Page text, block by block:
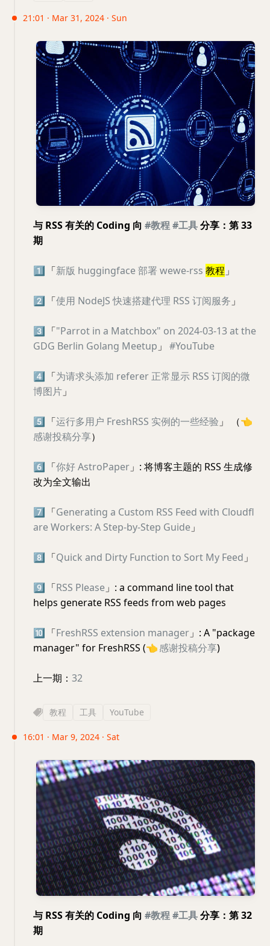
21:01 · Mar 31, 2024 · Sun
与 RSS 有关的 Coding 向 #教程#工具分享：第 33
期
1️⃣ 「新版 huggingface 部署 wewe-rss 教程 」
2️⃣ 「使用 NodeJS 快速搭建代理 RSS 订阅服务 」
3️⃣ 「"Parrot in a Matchbox" on 2024-03-13 at the
GDG Berlin Golang Meetup 」 #YouTube
4️⃣ 「为请求头添加 referer 正常显示 RSS 订阅的微
博图片 」
5️⃣ 「运行多用户 FreshRSS 实例的一些经验 」 （👈
感谢投稿分享）
6️⃣ 「你好 AstroPaper 」: 将博客主题的 RSS 生成修
改为全文输出
7️⃣ 「Generating a Custom RSS Feed with Cloudfl
are Workers: A Step-by-Step Guide 」
8️⃣ 「Quick and Dirty Function to Sort My Feed 」
9️⃣ 「RSS Please 」: a command line tool that
helps generate RSS feeds from web pages
🔟 「FreshRSS extension manager 」: A "package
manager" for FreshRSS (👈感谢投稿分享)
上一期： 32
教程 工具 YouTube
16:01 · Mar 9, 2024 · Sat
与 RSS 有关的 Coding 向 #教程#工具分享：第 32
期